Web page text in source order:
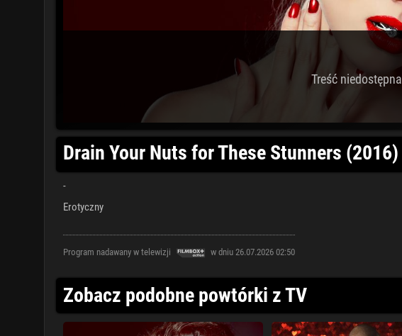
Treść niedostępna
Drain Your Nuts for These Stunners (2016)
-
Erotyczny
Program nadawany w telewizji w dniu 26.07.2026 02:50
Zobacz podobne powtórki z TV